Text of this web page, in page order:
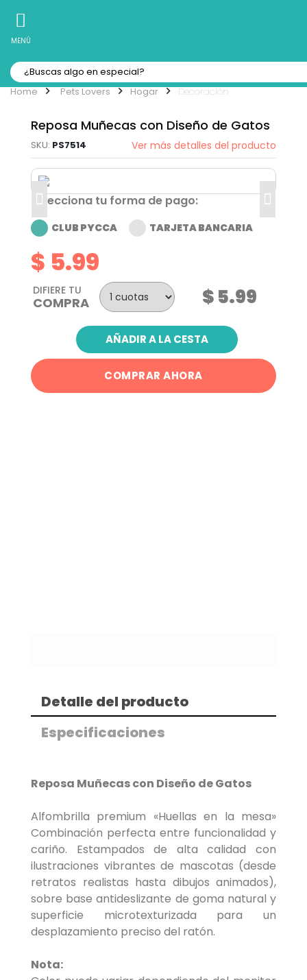
MENÚ
Pets Lovers Hogar Decoración
Reposa Muñecas con Diseño de Gatos
PS7514 Ver más detalles del producto
Selecciona tu forma de pago:
CLUB PYCCA TARJETA BANCARIA
$ 5.99
DIFIERE TU
COMPRA $ 5.99
AÑADIR A LA CESTA
COMPRAR
Detalle del producto
Especificaciones
Reposa Muñecas con Diseño de Gatos
Alfombrilla premium «Huellas en la mesa»
Combinación perfecta entre funcionalidad y
cariño. Estampados de alta calidad con
ilustraciones vibrantes de mascotas (desde
retratos realistas hasta dibujos animados),
sobre base antideslizante de goma natural y
superficie microtexturizada para un
desplazamiento preciso del ratón.
Nota: